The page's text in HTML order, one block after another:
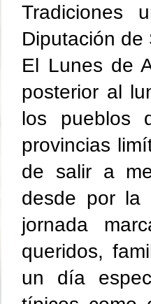
Tradiciones
Diputación
El Lunes de
posterior al
los pueblos
provincias
de salir a
desde por la
jornada
queridos,
un día